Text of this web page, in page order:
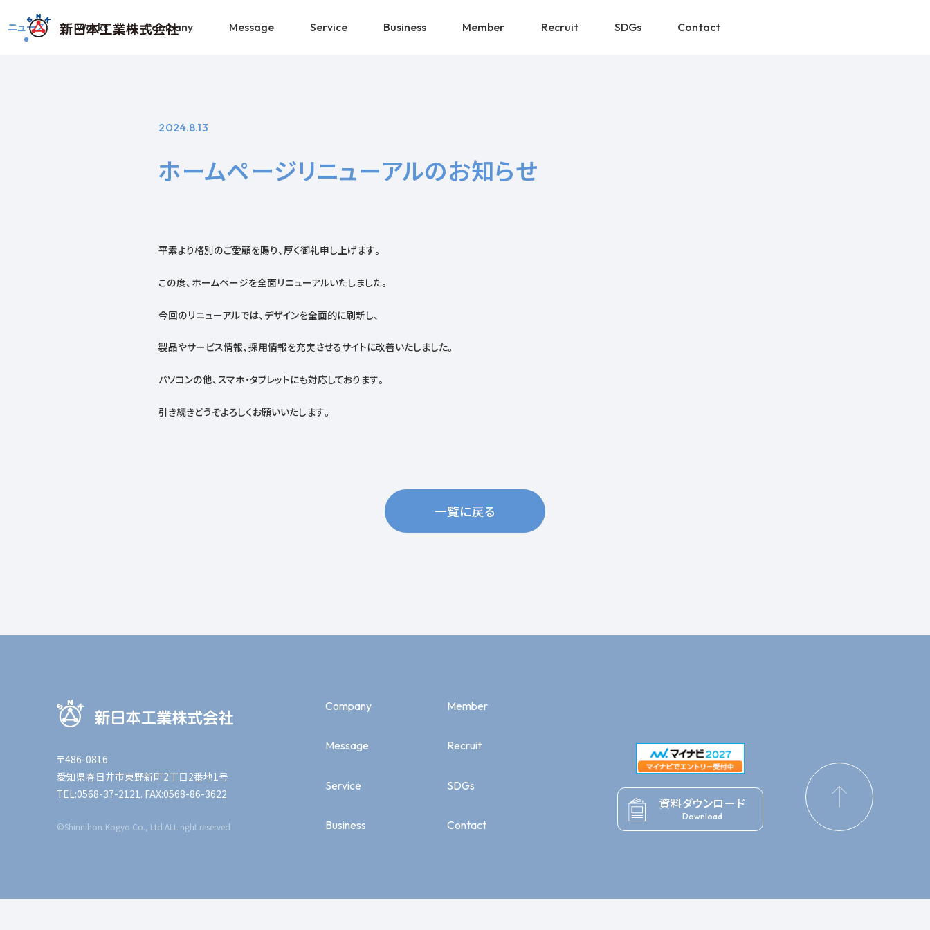
ニュース Works Company Message Service Business Member Recruit SDGs Contact
2024.8.13
ホームページリニューアルのお知らせ
平素より格別のご愛顧を賜り、厚く御礼申し上げます。
この度、ホームページを全面リニューアルいたしました。
今回のリニューアルでは、デザインを全面的に刷新し、
製品やサービス情報、採用情報を充実させるサイトに改善いたしました。
パソコンの他、スマホ・タブレットにも対応しております。
引き続きどうぞよろしくお願いいたします。
一覧に戻る
〒486-0816
愛知県春日井市東野新町2丁目2番地1号
TEL:0568-37-2121. FAX:0568-86-3622
資料ダウンロード
Download
©Shinnihon-Kogyo Co., Ltd ALL right reserved
Company
Message
Service
Business
Member
Recruit
SDGs
Contact